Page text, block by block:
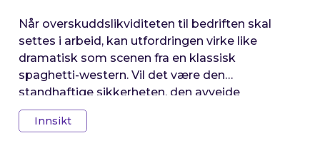
Når overskuddslikviditeten til bedriften skal
settes i arbeid, kan utfordringen virke like
dramatisk som scenen fra en klassisk
spaghetti-western. Vil det være den
standhaftige sikkerheten, den avveide
balansen eller den dristige eventyreren som
trekker det lengste strået? I denne artikkelen
Innsikt